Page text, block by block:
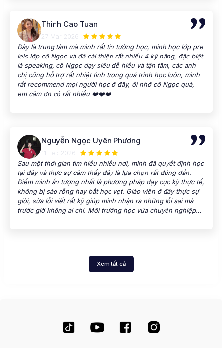
Thinh Cao Tuan
27 Mar 2026
Đây là trung tâm mà mình rất tin tưởng học, mình học lớp pre
iels lớp cô Ngọc và đã cải thiện rất nhiều 4 kỹ năng, đặc biệt
là speaking, cô Ngọc dạy siêu dễ hiểu và tận tâm, các anh
chị cũng hỗ trợ rất nhiệt tình trong quá trình học luôn, mình
rất recommend mọi người học ở đây, ôi nhớ cô Ngọc quá,
em cảm ơn cô rất nhiều ❤️❤️❤️
Nguyễn Ngọc Uyên Phương
11 Feb 2026
Sau một thời gian tìm hiểu nhiều nơi, mình đã quyết định học
tại đây và thực sự cảm thấy đây là lựa chọn rất đúng đắn.
Điểm mình ấn tượng nhất là phương pháp dạy cực kỳ thực tế,
không bị sáo rỗng hay bắt học vẹt. Giáo viên ở đây thực sự
giỏi, sửa lỗi viết rất kỹ giúp mình nhận ra những lỗi sai mà
trước giờ không ai chỉ. Môi trường học vừa chuyên nghiệp
Xem tất cả